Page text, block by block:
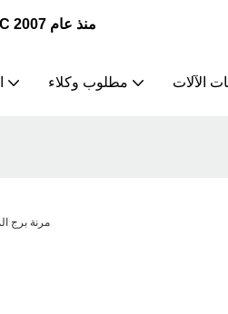
JSWAY | الشركة الرائدة في تصنيع وتوريد مخارط CNC منذ عام 2007
مطلوب وكلاء الآلات